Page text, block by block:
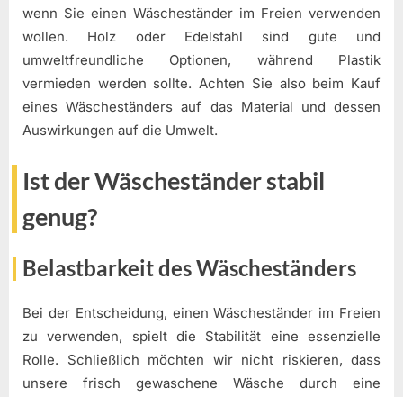
wenn Sie einen Wäscheständer im Freien verwenden
wollen. Holz oder Edelstahl sind gute und
umweltfreundliche Optionen, während Plastik
vermieden werden sollte. Achten Sie also beim Kauf
eines Wäscheständers auf das Material und dessen
Auswirkungen auf die Umwelt.
Ist der Wäscheständer stabil
genug?
Belastbarkeit des Wäscheständers
Bei der Entscheidung, einen Wäscheständer im Freien
zu verwenden, spielt die Stabilität eine essenzielle
Rolle. Schließlich möchten wir nicht riskieren, dass
unsere frisch gewaschene Wäsche durch eine